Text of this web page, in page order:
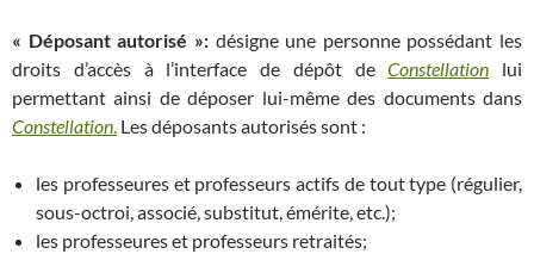
« Déposant autorisé »:désigne une personne possédant les
droits d’accès à l’interface de dépôt deConstellation lui
permettant ainsi de déposer lui-même des documents dans
Constellation. Les déposants autorisés sont :
les professeures et professeurs actifs de tout type (régulier,
sous-octroi, associé, substitut, émérite, etc.);
les professeures et professeurs retraités;